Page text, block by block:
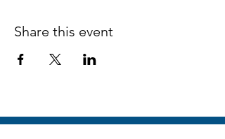
Share this event